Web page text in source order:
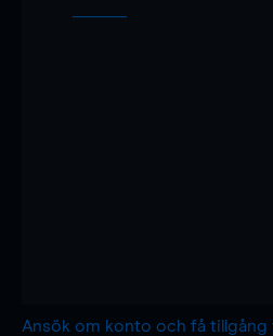
Ansök om konto och få tillgång